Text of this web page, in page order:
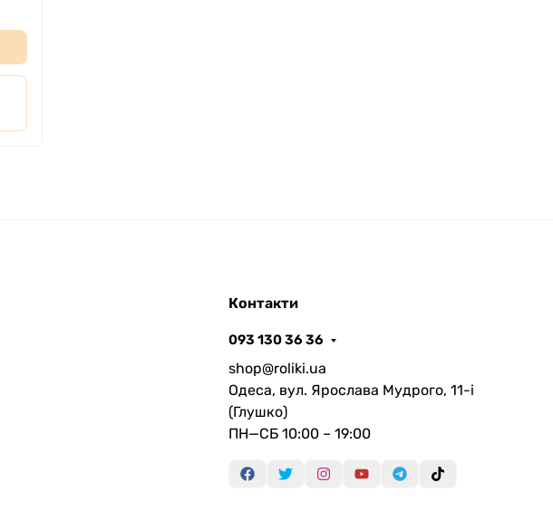
Контакти
093 130 36 36
shop@roliki.ua
Одеса, вул. Ярослава Мудрого, 11-i
(Глушко)
ПН—СБ 10:00 – 19:00